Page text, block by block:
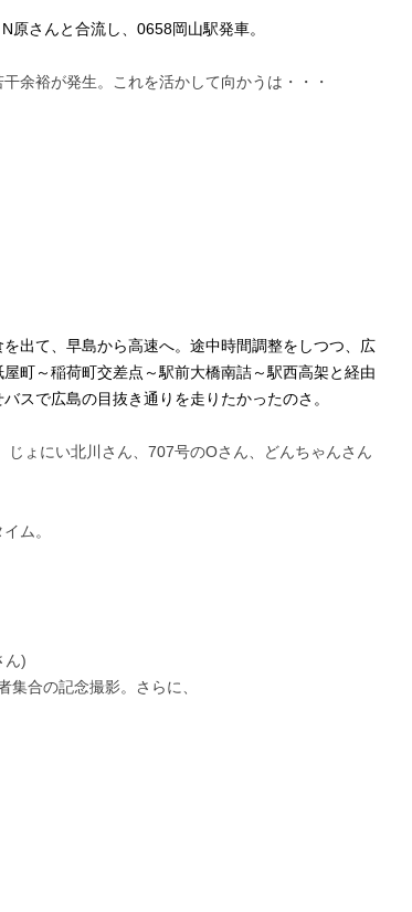
原さんと合流し、0658岡山駅発車。
余裕が発生。これを活かして向かうは・・・
出て、早島から高速へ。途中時間調整をしつつ、広
町～稲荷町交差点～駅前大橋南詰～駅西高架と経由
スで広島の目抜き通りを走りたかったのさ。
ょにい北川さん、707号のOさん、どんちゃんさん
ム。
ん)
集合の記念撮影。さらに、